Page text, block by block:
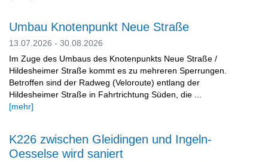
Umbau Knotenpunkt Neue Straße
13.07.2026 - 30.08.2026
Im Zuge des Umbaus des Knotenpunkts Neue Straße /
Hildesheimer Straße kommt es zu mehreren Sperrungen.
Betroffen sind der Radweg (Veloroute) entlang der
Hildesheimer Straße in Fahrtrichtung Süden, die ...
[mehr]
K226 zwischen Gleidingen und Ingeln-
Oesselse wird saniert